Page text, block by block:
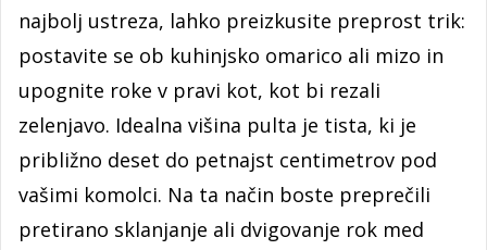
najbolj ustreza, lahko preizkusite preprost trik:
postavite se ob kuhinjsko omarico ali mizo in
upognite roke v pravi kot, kot bi rezali
zelenjavo. Idealna višina pulta je tista, ki je
približno deset do petnajst centimetrov pod
vašimi komolci. Na ta način boste preprečili
pretirano sklanjanje ali dvigovanje rok med